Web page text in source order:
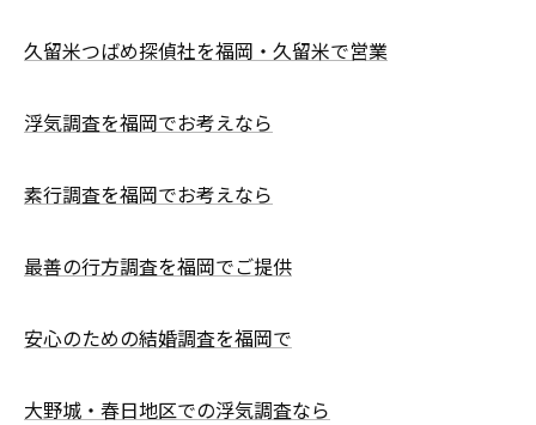
久留米つばめ探偵社を福岡・久留米で営業
浮気調査を福岡でお考えなら
素行調査を福岡でお考えなら
最善の行方調査を福岡でご提供
安心のための結婚調査を福岡で
大野城・春日地区での浮気調査なら